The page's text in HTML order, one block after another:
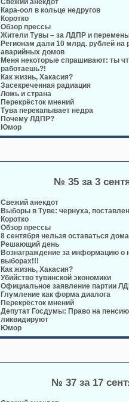
Свежий анекдот
Кара-оол в кольце недругов
Коротко
Обзор прессы
Жители Тувы – за ЛДПР и
Регионам дали 10 млрд. рублей на
аварийных домов
Меня некоторые спрашивают: ты
работаешь?!
Как жизнь, Хакасия?
Засекреченная радиация
Ложь и страна
Перекрёсток мнений
Тува перекапывает недра
Почему ЛДПР?
Юмор
№ 35 за 3
Свежий анекдот
Выборы в Туве: чернуха,
Коротко
Обзор прессы
8 сентября нельзя оставаться
Решающий день
Вознаграждение за информацию о
выборах!!!
Как жизнь, Хакасия?
Убийство тувинской экономики
Официальное заявление партии
Глумление как форма диалога
Перекрёсток мнений
Депутат Госдумы: Право на
ликвидируют
Юмор
№ 37 за 17